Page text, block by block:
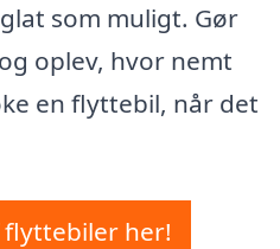
som muligt. Gør
oplev, hvor nemt
en flyttebil, når det
flyttebiler her!